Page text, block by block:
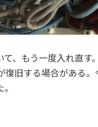
、もう一度入れ直す
旧する場合がある